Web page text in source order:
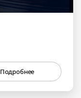
Подробнее